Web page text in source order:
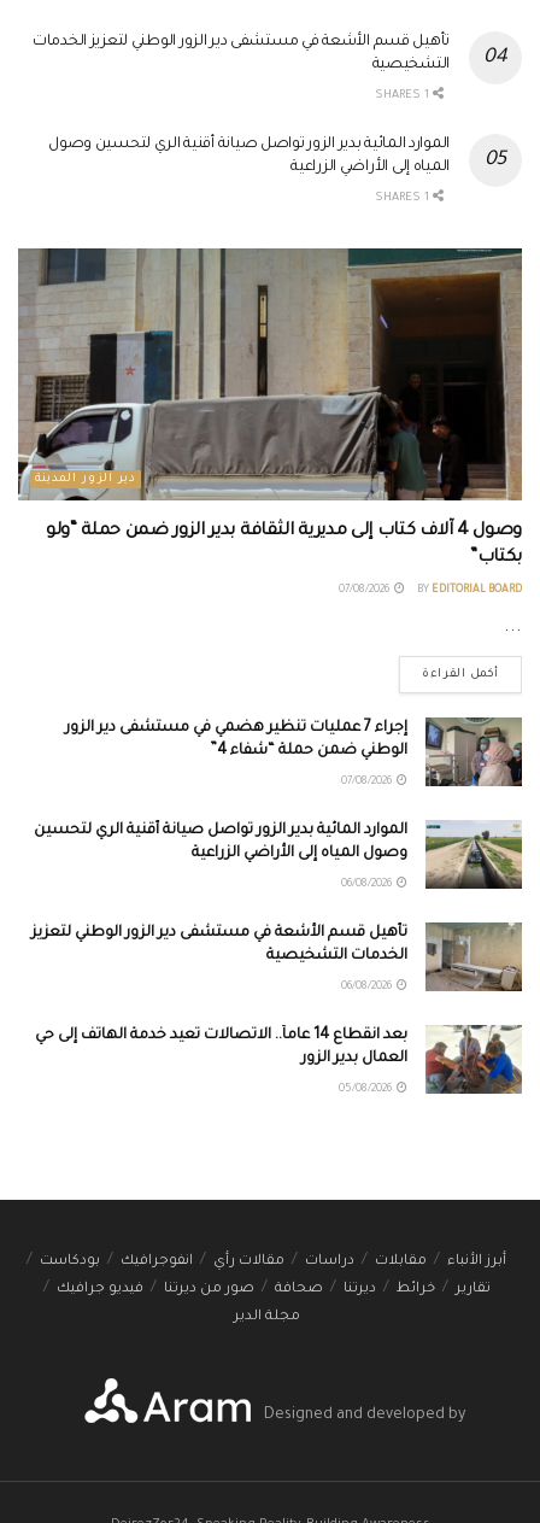
تأهيل قسم الأشعة في مستشفى دير الزور الوطني لتعزيز الخدمات
التشخيصية
الموارد المائية بدير الزور تواصل صيانة أقنية الري لتحسين وصول
المياه إلى الأراضي الزراعية
دير الزور المدينة
وصول 4 آلاف كتاب إلى مديرية الثقافة بدير الزور ضمن حملة “ولو
بكتاب”
BY EDITORIAL BOARD
...
أكمل القراءة
إجراء 7 عمليات تنظير هضمي في مستشفى دير الزور
الوطني ضمن حملة “شفاء 4”
الموارد المائية بدير الزور تواصل صيانة أقنية الري لتحسين
وصول المياه إلى الأراضي الزراعية
تأهيل قسم الأشعة في مستشفى دير الزور الوطني لتعزيز
الخدمات التشخيصية
بعد انقطاع 14 عاماً.. الاتصالات تعيد خدمة الهاتف إلى حي
العمال بدير الزور
أبرز الأنباء مقابلات دراسات مقالات رأي انفوجرافيك
بودكاست
تقارير
خرائط ديرتنا صحافة صور من ديرتنا
فيديو جرافيك
مجلة الدير
Designed and developed by